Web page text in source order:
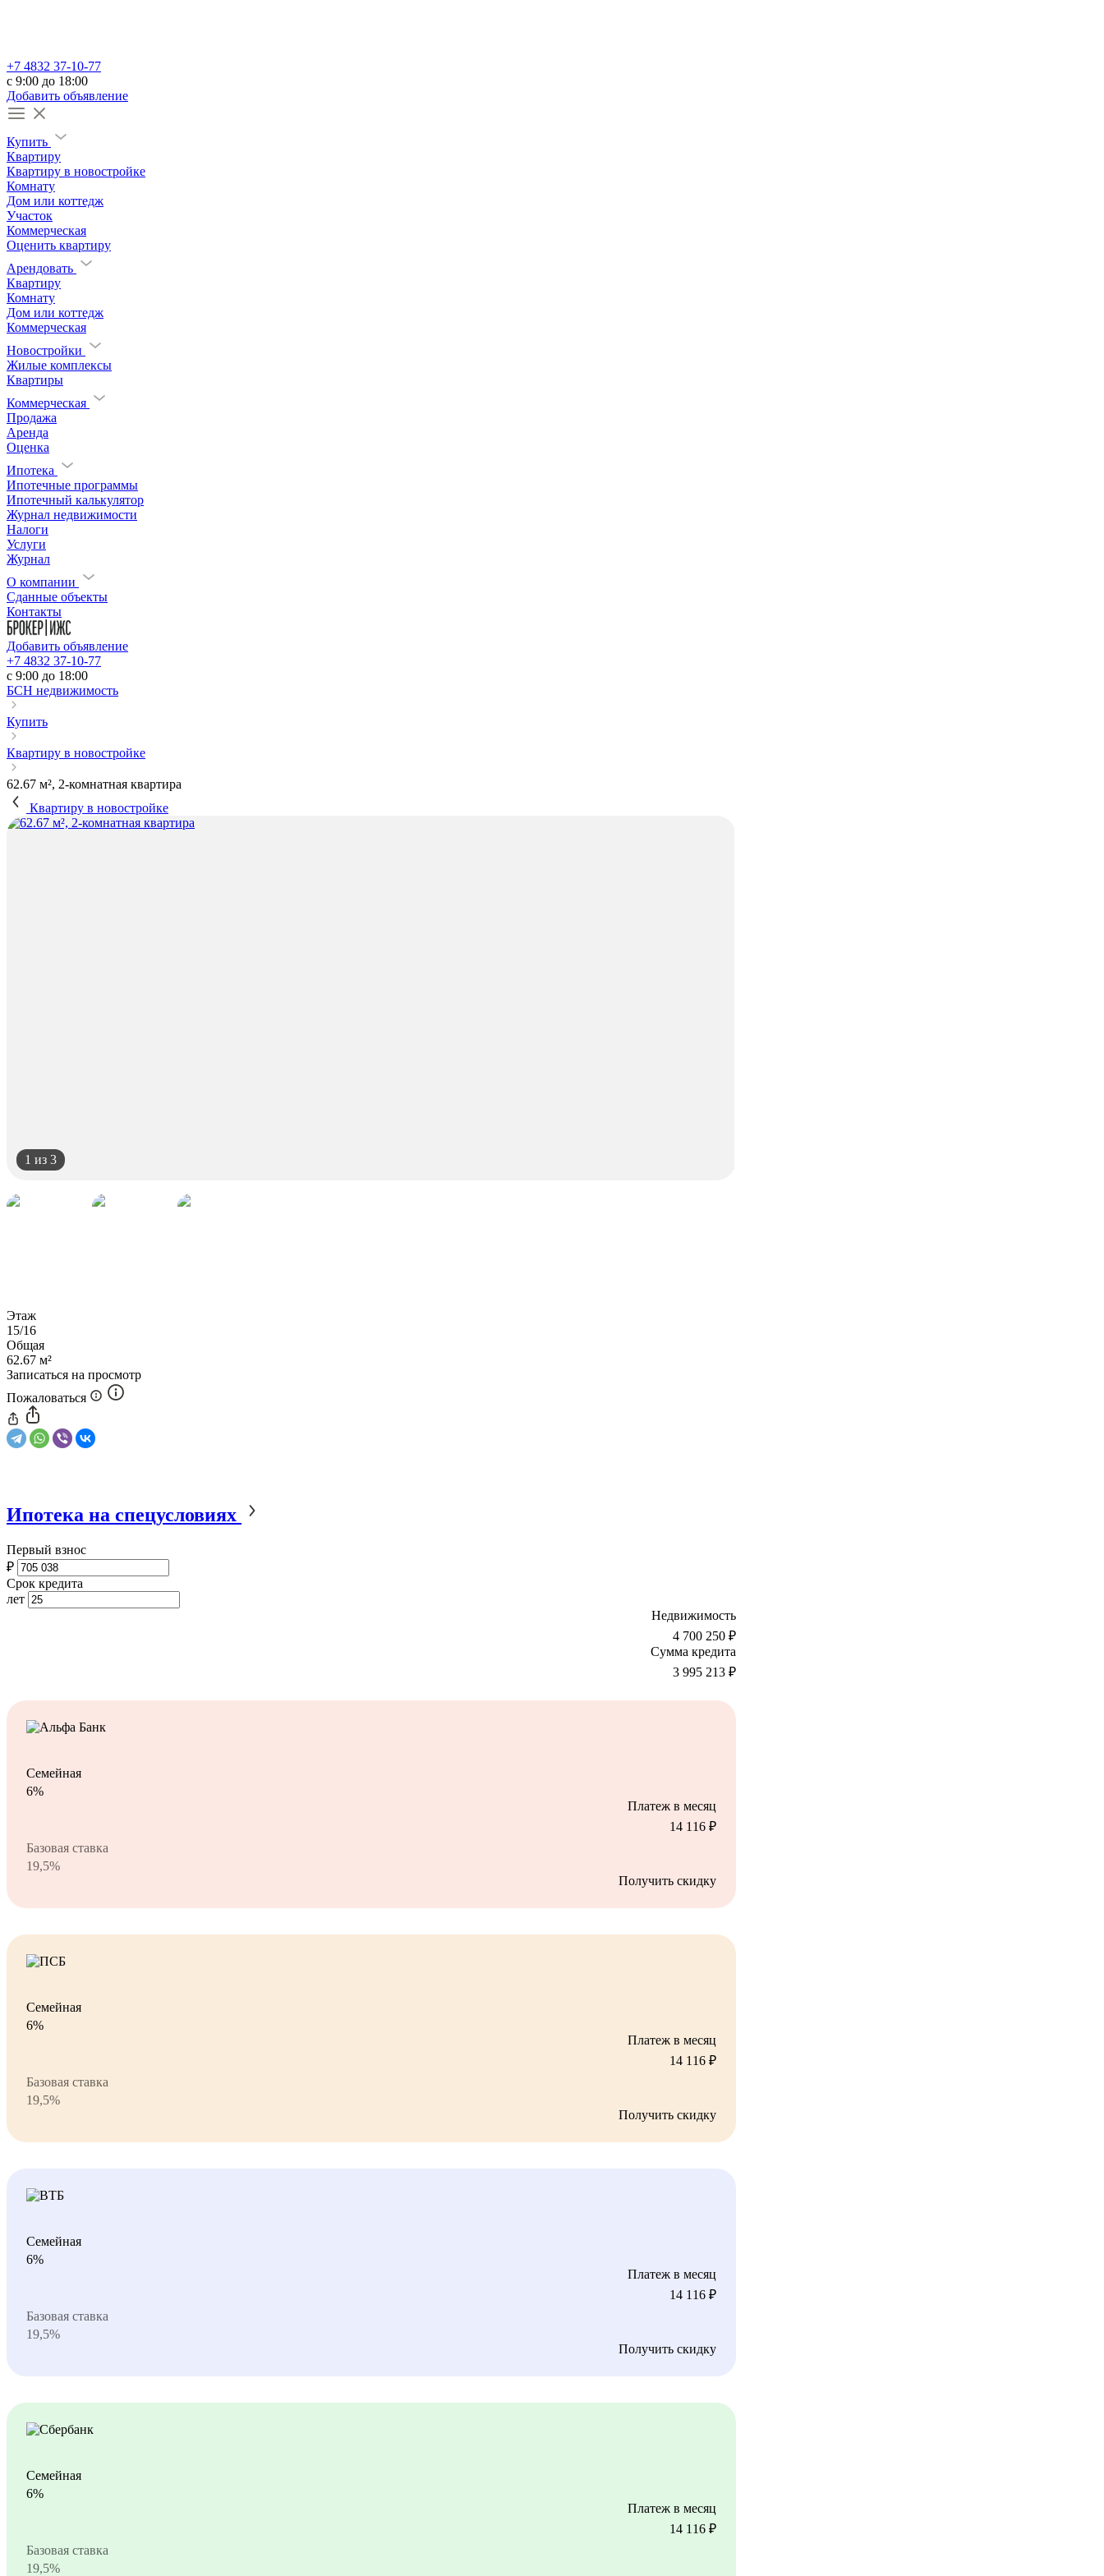
+7 4832 37-10-77
c 9:00 до 18:00
Добавить объявление
Купить
Квартиру
Квартиру в новостройке
Комнату
Дом или коттедж
Участок
Коммерческая
Оценить квартиру
Арендовать
Квартиру
Комнату
Дом или коттедж
Коммерческая
Новостройки
Жилые комплексы
Квартиры
Коммерческая
Продажа
Аренда
Оценка
Ипотека
Ипотечные программы
Ипотечный калькулятор
Журнал недвижимости
Налоги
Услуги
Журнал
О компании
Сданные объекты
Контакты
Добавить объявление
+7 4832 37-10-77
c 9:00 до 18:00
БСН недвижимость
Купить
Квартиру в новостройке
62.67 м², 2-комнатная квартира
Квартиру в новостройке
1 из 3
Этаж
15/16
Общая
62.67 м²
Записаться на просмотр
Пожаловаться
Ипотека на спецусловиях
Первый взнос
₽
Срок кредита
лет
Недвижимость
4 700 250 ₽
Сумма кредита
3 995 213 ₽
Семейная
6%
Платеж в месяц
14 116 ₽
Базовая ставка
19,5%
Получить скидку
Семейная
6%
Платеж в месяц
14 116 ₽
Базовая ставка
19,5%
Получить скидку
Семейная
6%
Платеж в месяц
14 116 ₽
Базовая ставка
19,5%
Получить скидку
Семейная
6%
Платеж в месяц
14 116 ₽
Базовая ставка
19,5%